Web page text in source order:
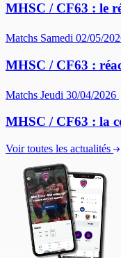
MHSC / CF63 : le
Matchs Samedi 02/05/
MHSC / CF63 :
Matchs Jeudi 30/04/2026
MHSC / CF63 : la
Voir toutes les actualités